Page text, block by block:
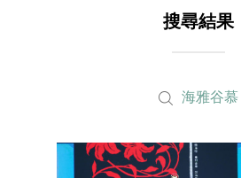
搜尋結果
海雅谷慕